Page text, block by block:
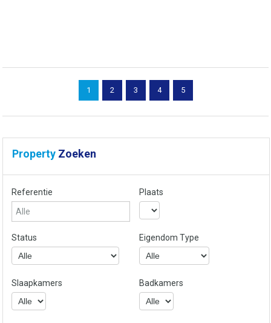
1 2 3 4 5
Property Zoeken
Referentie Plaats
Status Eigendom Type
Slaapkamers Badkamers